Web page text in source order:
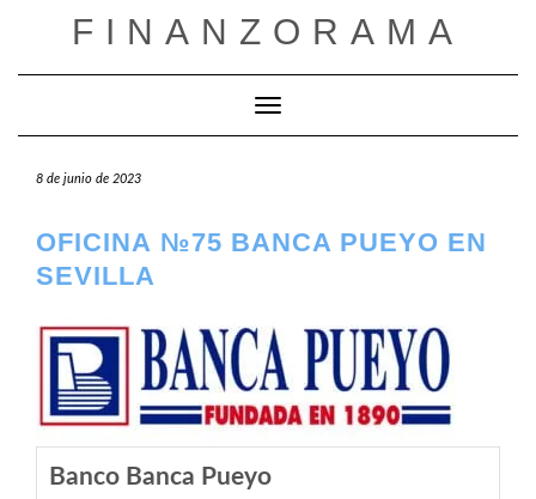
FINANZORAMA
Cambiar modo de navegación
8 de junio de 2023
OFICINA №75 BANCA PUEYO EN
SEVILLA
Banco Banca Pueyo